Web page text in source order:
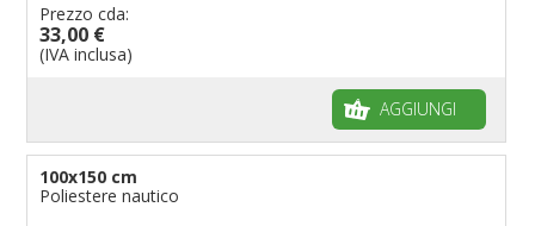
Prezzo cda:
33,00 €
(IVA inclusa)
AGGIUNGI
100x150 cm
Poliestere nautico